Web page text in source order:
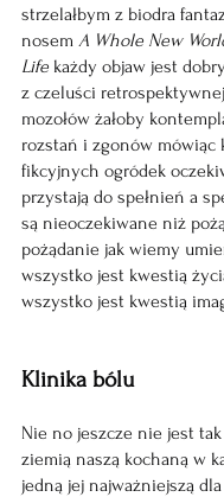
strzelałbym z biodra
nosem A Whole New
Life każdy objaw jest
z czeluści
mozołów żałoby
rozstań i zgonów mówiąc
fikcyjnych ogródek
przystają do spełnień a
są nieoczekiwane niż
pożądanie jak wiemy
wszystko jest kwestią
wszystko jest kwestią
Klinika bólu
Nie no jeszcze nie jest
ziemią naszą kochaną w
jedną jej najważniejszą